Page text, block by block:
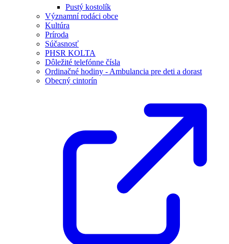
Pustý kostolík
Významní rodáci obce
Kultúra
Príroda
Súčasnosť
PHSR KOLTA
Dôležité telefónne čísla
Ordinačné hodiny - Ambulancia pre deti a dorast
Obecný cintorín